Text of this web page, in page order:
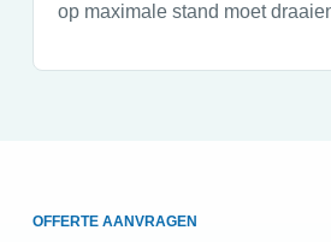
op maximale stand moet
OFFERTE AANVRAGEN